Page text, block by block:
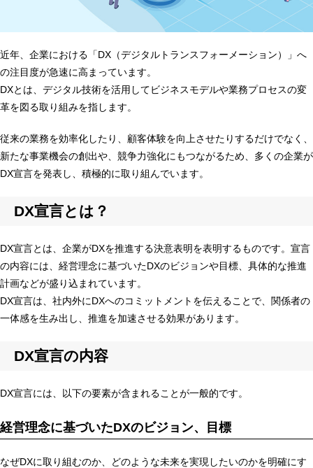
近年、企業における「DX（デジタルトランスフォーメーション）」へ
の注目度が急速に高まっています。
DXとは、デジタル技術を活用してビジネスモデルや業務プロセスの変
革を図る取り組みを指します。
従来の業務を効率化したり、顧客体験を向上させたりするだけでなく、
新たな事業機会の創出や、競争力強化にもつながるため、多くの企業が
DX宣言を発表し、積極的に取り組んでいます。
DX宣言とは？
DX宣言とは、企業がDXを推進する決意表明を表明するものです。宣言
の内容には、経営理念に基づいたDXのビジョンや目標、具体的な推進
計画などが盛り込まれています。
DX宣言は、社内外にDXへのコミットメントを伝えることで、関係者の
一体感を生み出し、推進を加速させる効果があります。
DX宣言の内容
DX宣言には、以下の要素が含まれることが一般的です。
経営理念に基づいたDXのビジョン、目標
なぜDXに取り組むのか、どのような未来を実現したいのかを明確にす